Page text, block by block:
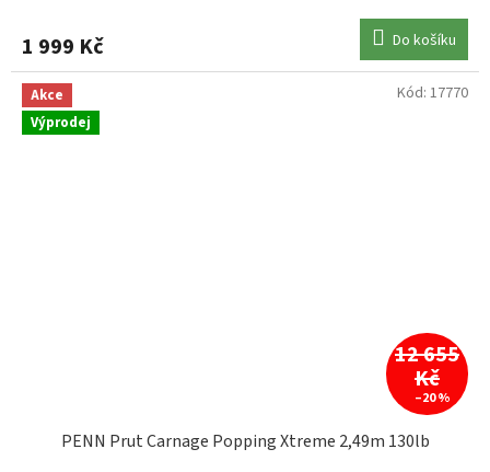
1 999 Kč Do košíku
Akce
Výprodej
12 655
Kč
–20 %
PENN Prut Carnage Popping Xtreme 2,49m 130lb
Kód: 17770